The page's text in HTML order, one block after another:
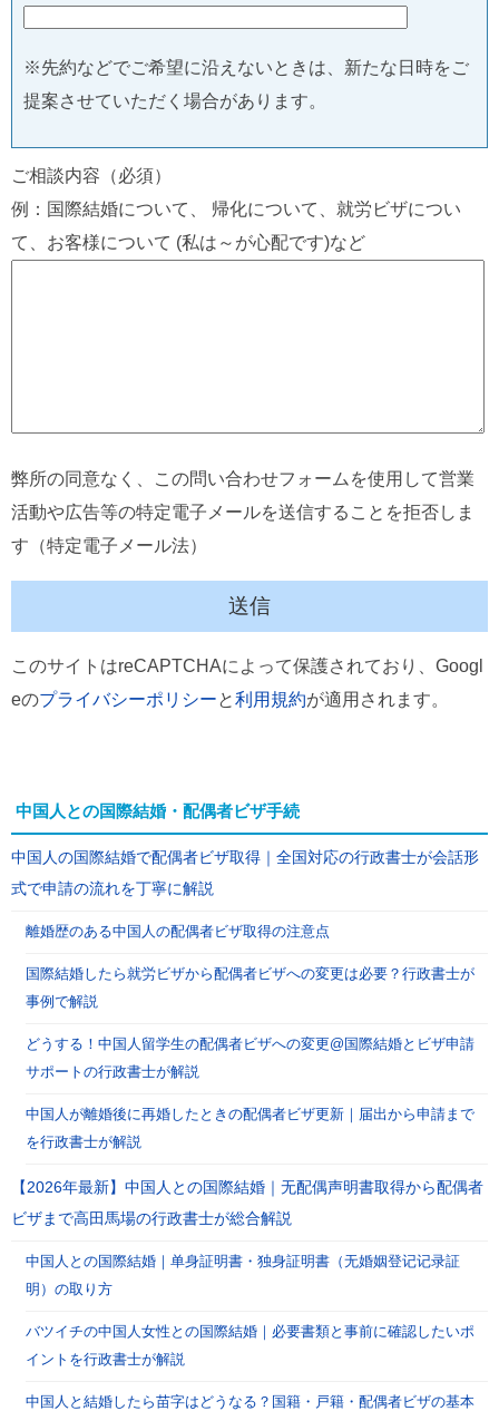
※先約などでご希望に沿えないときは、新たな日時をご
提案させていただく場合があります。
ご相談内容（必須）
例：国際結婚について、 帰化について、就労ビザについ
て、お客様について (私は～が心配です)など
弊所の同意なく、この問い合わせフォームを使用して営業
活動や広告等の特定電子メールを送信することを拒否しま
す（特定電子メール法）
このサイトはreCAPTCHAによって保護されており、Googl
eのプライバシーポリシーと利用規約が適用されます。
中国人との国際結婚・配偶者ビザ手続
中国人の国際結婚で配偶者ビザ取得｜全国対応の行政書士が会話形
式で申請の流れを丁寧に解説
離婚歴のある中国人の配偶者ビザ取得の注意点
国際結婚したら就労ビザから配偶者ビザへの変更は必要？行政書士が
事例で解説
どうする！中国人留学生の配偶者ビザへの変更@国際結婚とビザ申請
サポートの行政書士が解説
中国人が離婚後に再婚したときの配偶者ビザ更新｜届出から申請まで
を行政書士が解説
【2026年最新】中国人との国際結婚｜无配偶声明書取得から配偶者
ビザまで高田馬場の行政書士が総合解説
中国人との国際結婚｜单身証明書・独身証明書（无婚姻登记记录証
明）の取り方
バツイチの中国人女性との国際結婚｜必要書類と事前に確認したいポ
イントを行政書士が解説
中国人と結婚したら苗字はどうなる？国籍・戸籍・配偶者ビザの基本